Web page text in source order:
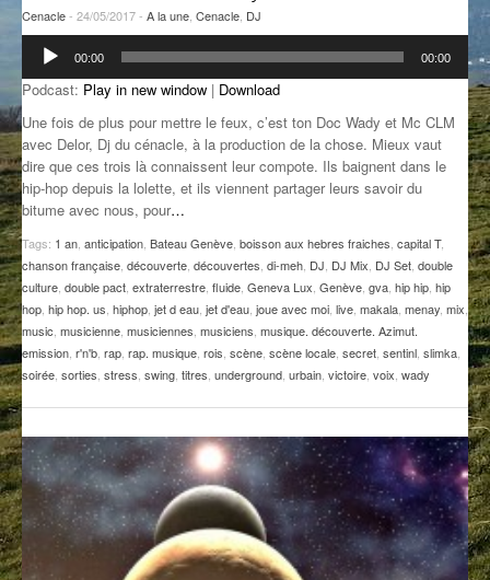
GROOVE N SUN
L’ASTUCE DE LA PORTE EN BOIS
LA FABRIK POÉTIK
LA SOUTERRAINE
MUSIQUE DES ANTIPODES
NOS ANCIENS
SONORIK
ZIRCONIUM
ANCIENNES ÉMISSIONS
PLUS DE MIX
Cenacle- 24/05/2017 - A la une Cenacle DJ
Lecteur
audio
00:00 00:00
Podcast: Play in new window | Download
Une fois de plus pour mettre le feux, c’est ton Doc Wady et Mc CLM
avec Delor, Dj du cénacle, à la production de la chose. Mieux vaut
dire que ces trois là connaissent leur compote. Ils baignent dans le
hip-hop depuis la lolette, et ils viennent partager leurs savoir du
bitume avec nous, pour…
Tags: 1 an anticipation Bateau Genève boisson aux hebres fraiches capital T,
chanson française découverte découvertes di-meh DJ DJ Mix DJ Set double
culture double pact extraterrestre fluide Geneva Lux Genève gva hip hip hip
hop hip hop. us hiphop jet d eau jet d'eau joue avec moi live makala menay mix
music musicienne musiciennes musiciens musique. découverte. Azimut.
emission r'n'b rap rap. musique rois scène scène locale secret sentinl slimka
soirée sorties stress swing titres underground urbain victoire voix wady